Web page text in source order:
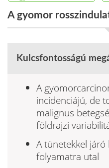
A gyomor
Kulcsfontosságú
A
incidenciájú, de
malignus
földrajzi
A tünetekkel
folyamatra utal